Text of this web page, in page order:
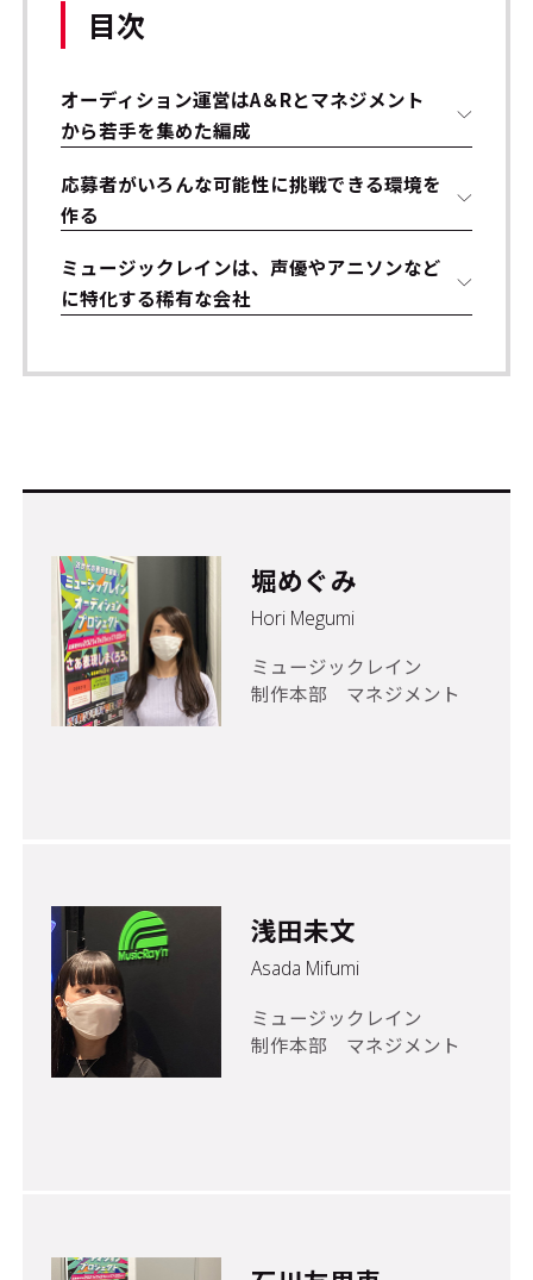
目次
オーディション運営はA＆Rとマネジメント
から若手を集めた編成
応募者がいろんな可能性に挑戦できる環境を
作る
ミュージックレインは、声優やアニソンなど
に特化する稀有な会社
堀めぐみ
Hori Megumi
ミュージックレイン
制作本部 マネジメント
浅田未文
Asada Mifumi
ミュージックレイン
制作本部 マネジメント